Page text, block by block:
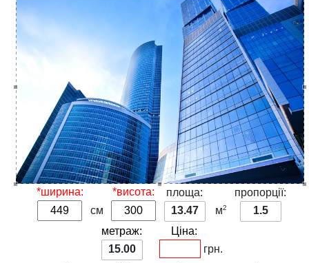
*ширина:
см
*висота:
площа:
13.47
м2
пропорції:
1.5
метраж:
15.00
Ціна:
грн.